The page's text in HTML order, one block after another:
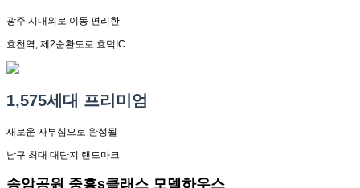
광주 시내외로 이동 편리한
효천역, 제2순환도로 효덕IC
1,575세대 프리미엄
새로운 자부심으로 완성될
남구 최대 대단지 랜드마크
송암공원 중흥s클래스 모델하우스